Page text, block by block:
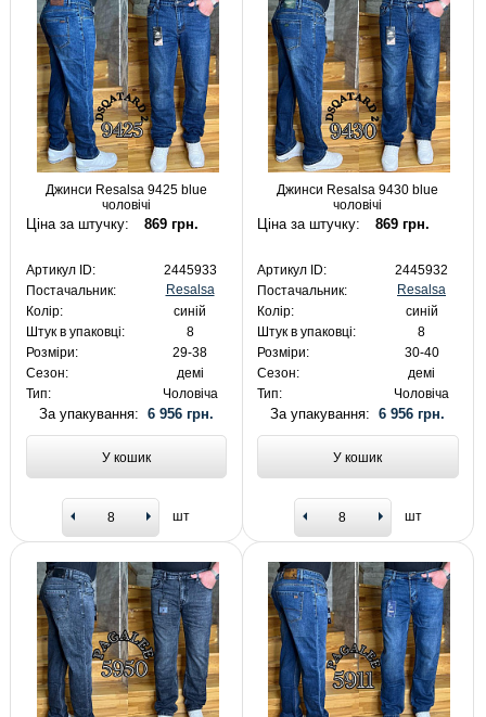
Джинси Resalsa 9425 blue
чоловічі
Ціна за штучку: 869 грн.
Артикул ID:
2445933
Постачальник:
Resalsa
Колір:
синій
Штук в упаковці:
8
Розміри:
29-38
Сезон:
демі
Тип:
Чоловіча
За упакування: 6 956 грн.
У кошик
шт
Джинси Resalsa 9430 blue
чоловічі
Ціна за штучку: 869 грн.
Артикул ID:
2445932
Постачальник:
Resalsa
Колір:
синій
Штук в упаковці:
8
Розміри:
30-40
Сезон:
демі
Тип:
Чоловіча
За упакування:6 956 грн.
У кошик
шт